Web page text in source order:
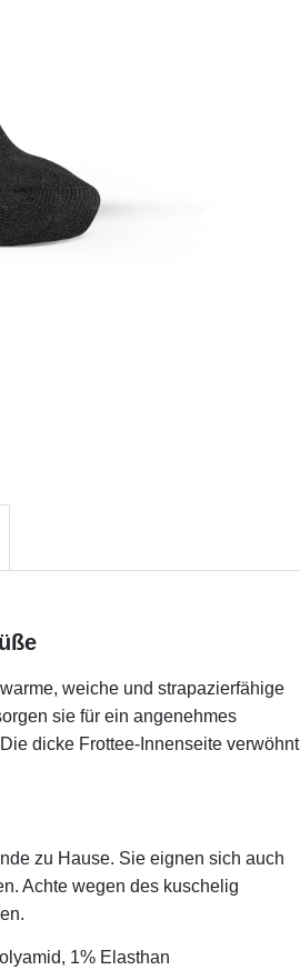
weiche und strapazierfähige
sie für ein angenehmes
dicke Frottee-Innenseite verwöhnt
zu Hause. Sie eignen sich auch
Achte wegen des kuschelig
1% Elasthan